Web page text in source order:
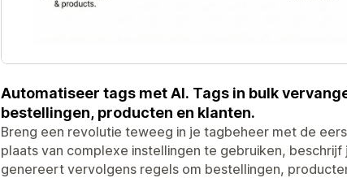
Automatiseer tags met AI. Tags in bulk
bestellingen, producten en klanten.
Breng een revolutie teweeg in je tagbeheer met de
plaats van complexe instellingen te gebruiken,
genereert vervolgens regels om bestellingen,